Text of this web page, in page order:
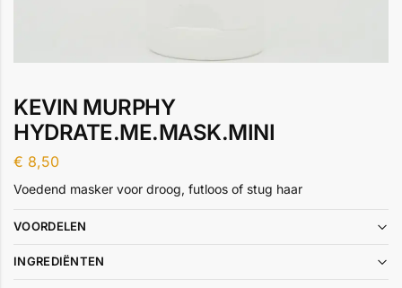
KEVIN MURPHY
HYDRATE.ME.MASK.MINI
€ 8,50
Voedend masker voor droog, futloos of stug haar
VOORDELEN
INGREDIËNTEN